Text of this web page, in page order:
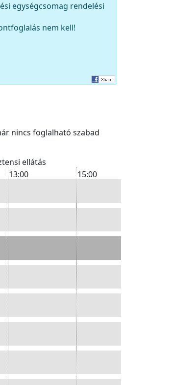
egységcsomag rendelési
nem kell!
nincs foglalható szabad
ellátás
13:00
15:00